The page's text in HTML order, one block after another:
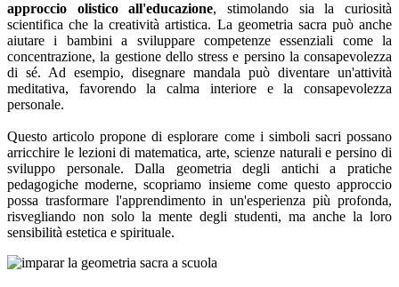
approccio olistico all'educazione, stimolando sia la curiosità
scientifica che la creatività artistica. La geometria sacra può anche
aiutare i bambini a sviluppare competenze essenziali come la
concentrazione, la gestione dello stress e persino la consapevolezza
di sé. Ad esempio, disegnare mandala può diventare un'attività
meditativa, favorendo la calma interiore e la consapevolezza
personale.
Questo articolo propone di esplorare come i simboli sacri possano
arricchire le lezioni di matematica, arte, scienze naturali e persino di
sviluppo personale. Dalla geometria degli antichi a pratiche
pedagogiche moderne, scopriamo insieme come questo approccio
possa trasformare l'apprendimento in un'esperienza più profonda,
risvegliando non solo la mente degli studenti, ma anche la loro
sensibilità estetica e spirituale.